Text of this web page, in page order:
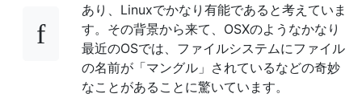
あり、Linuxでかなり有能であると考えていま
す。その背景から来て、OSXのようなかなり
最近のOSでは、ファイルシステムにファイル
の名前が「マングル」されているなどの奇妙
なことがあることに驚いています。